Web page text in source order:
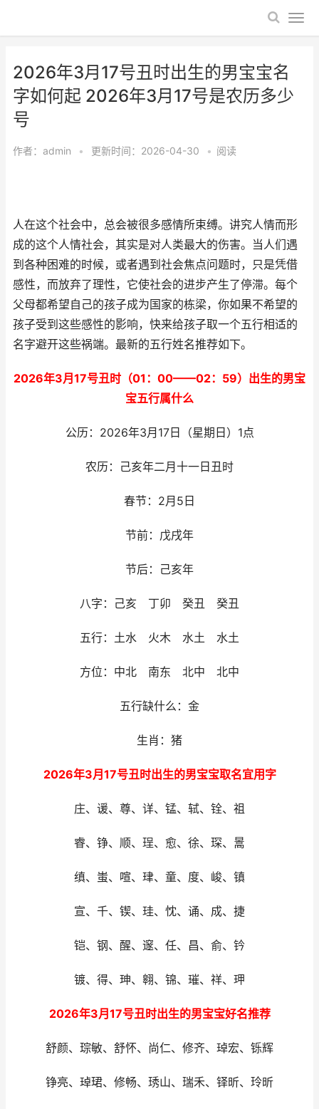
2026年3月17号丑时出生的男宝宝名
字如何起 2026年3月17号是农历多少
号
作者： admin • 更新时间：2026-04-30 • 阅读
人在这个社会中，总会被很多感情所束缚。讲究人情而形
成的这个人情社会，其实是对人类最大的伤害。当人们遇
到各种困难的时候，或者遇到社会焦点问题时，只是凭借
感性，而放弃了理性，它使社会的进步产生了停滞。每个
父母都希望自己的孩子成为国家的栋梁，你如果不希望的
孩子受到这些感性的影响，快来给孩子取一个五行相适的
名字避开这些祸端。最新的五行姓名推荐如下。
2026年3月17号丑时（01：00——02：59）出生的男宝
宝五行属什么
公历：2026年3月17日（星期日）1点
农历：己亥年二月十一日丑时
春节：2月5日
节前：戊戌年
节后：己亥年
八字：己亥 丁卯 癸丑 癸丑
五行：土水 火木 水土 水土
方位：中北 南东 北中 北中
五行缺什么：金
生肖：猪
2026年3月17号丑时出生的男宝宝取名宜用字
庄、谖、尊、详、锰、轼、铨、祖
睿、铮、顺、珵、愈、徐、琛、暠
缜、蚩、喧、珒、童、度、峻、镇
宣、千、锲、珪、忱、诵、成、捷
铠、钢、醒、邃、任、昌、俞、钤
镀、得、珅、翱、锦、璀、祥、玾
2026年3月17号丑时出生的男宝宝好名推荐
舒颜、琮敏、舒怀、尚仁、修齐、琸宏、铄辉
铮亮、琸珺、修畅、琇山、瑞禾、铎昕、玲昕